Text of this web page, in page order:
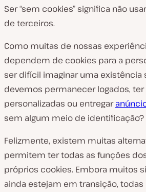
Ser “sem cookies” significa não
de terceiros.
Como muitas de nossas
dependem de cookies para a
ser difícil imaginar uma existência
devemos permanecer logados,
personalizadas ou entregar
sem algum meio de identificação?
Felizmente, existem muitas
permitem ter todas as funções
próprios cookies. Embora muitos
ainda estejam em transição,